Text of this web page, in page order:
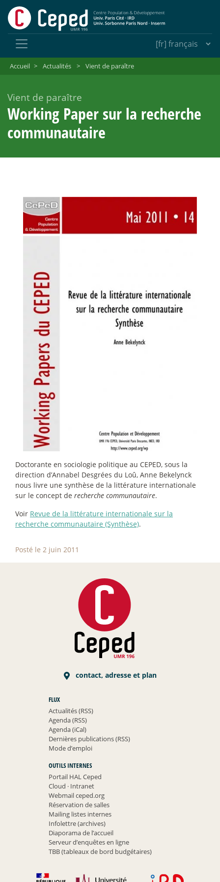
Accueil > Actualités > Vient de paraître
Vient de paraître
Working Paper sur la recherche
communautaire
Doctorante en sociologie politique au CEPED, sous la
direction d’Annabel Desgrées du Loû, Anne Bekelynck
nous livre une synthèse de la littérature internationale
sur le concept de recherche communautaire.
Voir Revue de la littérature internationale sur la
recherche communautaire (Synthèse).
Posté le 2 juin 2011
contact, adresse et plan
FLUX
Actualités (RSS)
Agenda (RSS)
Agenda (iCal)
Dernières publications (RSS)
Mode d’emploi
OUTILS INTERNES
Portail HAL Ceped
Cloud ·Intranet
Webmail ceped.org
Réservation de salles
Mailing listes internes
Infolettre (archives)
Diaporama de l’accueil
Serveur d’enquêtes en ligne
TBB (tableaux de bord budgétaires)